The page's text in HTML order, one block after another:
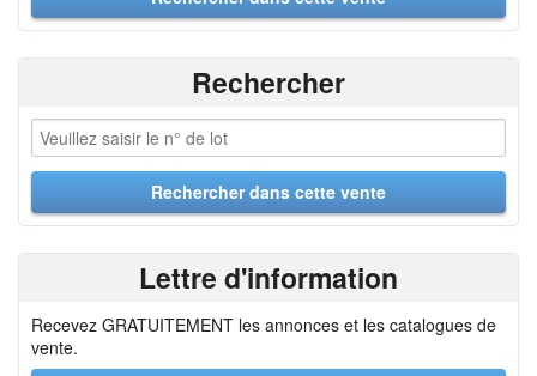
Rechercher
Lettre d'information
Recevez GRATUITEMENT les annonces et les catalogues de
vente.